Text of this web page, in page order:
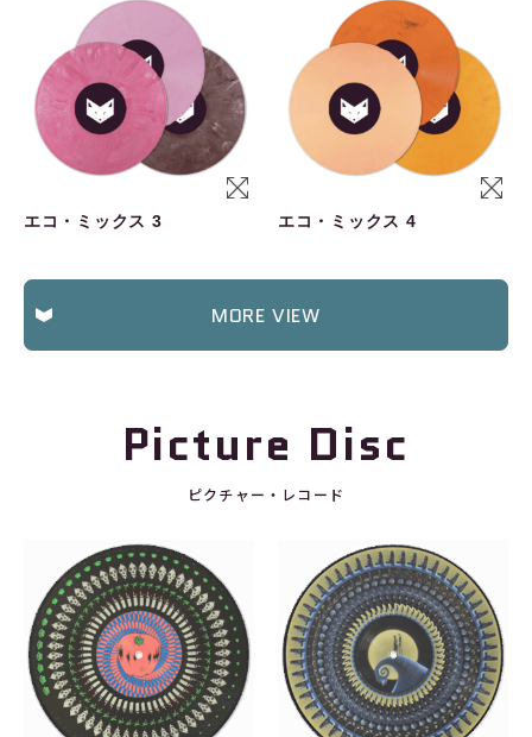
エコ・ミックス 3 エコ・ミックス 4
MORE VIEW
Picture Disc
ピクチャー・レコード